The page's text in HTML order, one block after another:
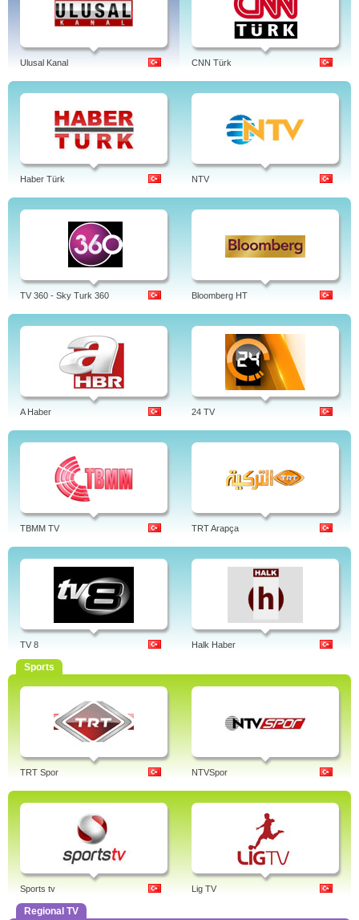
Ulusal Kanal CNN Türk
Haber Türk NTV
TV 360 - Sky Turk 360 Bloomberg HT
A Haber 24 TV
TBMM TV TRT Arapça
TV 8 Halk Haber
Sports
TRT Spor NTVSpor
Sports tv Lig TV
Regional TV